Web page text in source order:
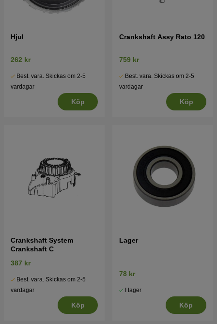
Hjul
262 kr
Best. vara. Skickas om 2-5
vardagar
Köp
Crankshaft Assy Rato 120
759 kr
Best. vara. Skickas om 2-5
vardagar
Köp
Crankshaft System
Crankshaft C
387 kr
Best. vara. Skickas om 2-5
vardagar
Köp
Lager
78 kr
I lager
Köp